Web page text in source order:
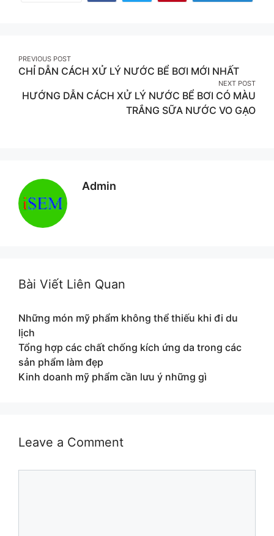
More
Post
navigation
PREVIOUS POST
CHỈ DẪN CÁCH XỬ LÝ NƯỚC BỂ BƠI MỚI NHẤT
NEXT POST
HƯỚNG DẪN CÁCH XỬ LÝ NƯỚC BỂ BƠI CÓ MÀU
TRẮNG SỮA NƯỚC VO GẠO
Admin
Bài Viết Liên Quan
Những món mỹ phẩm không thể thiếu khi đi du
lịch
Tổng hợp các chất chống kích ứng da trong các
sản phẩm làm đẹp
Kinh doanh mỹ phẩm cần lưu ý những gì
Leave a Comment